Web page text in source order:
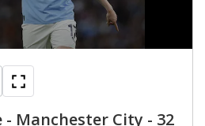
- Manchester City - 32